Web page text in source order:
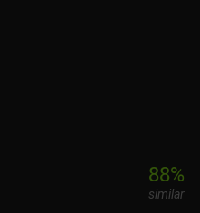
88%
similar